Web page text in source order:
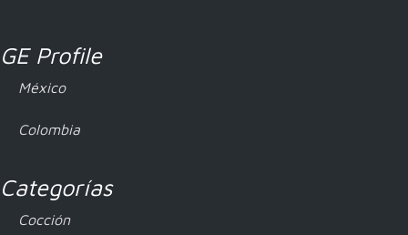
GE Profile
México
Colombia
Categorías
Cocción